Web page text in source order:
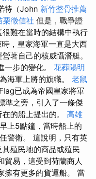
特（John 新竹整骨推薦
栗徵信社 但是，戰爭證
難在當時的結構中執行
，皇家海軍一直是大西
著自己的核威懾潛艇。
一步的變化。 花葬陽明
海軍上將的旗幟。 老鼠
Flag已成為帝國皇家將軍
準之旁，引入了一條傑
的船上提出的。 高雄
上5點鐘，當時船上的
警衛。 這說明，只有英
殖民地的商品或殖民
貿易，這受到荷蘭商人
擁有更多的貨運船。 當